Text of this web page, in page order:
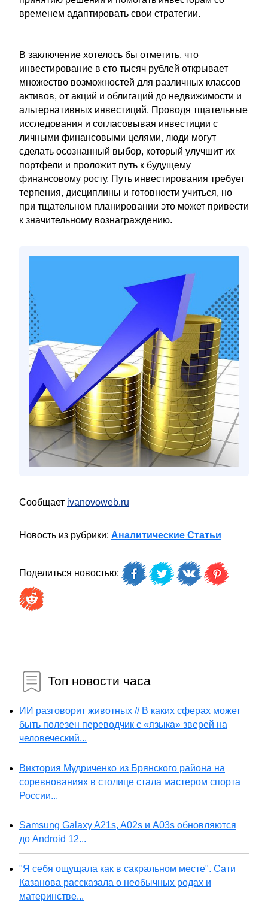
временем адаптировать свои стратегии.
В заключение хотелось бы отметить, что
инвестирование в сто тысяч рублей открывает
множество возможностей для различных классов
активов, от акций и облигаций до недвижимости и
альтернативных инвестиций. Проводя тщательные
исследования и согласовывая инвестиции с
личными финансовыми целями, люди могут
сделать осознанный выбор, который улучшит их
портфели и проложит путь к будущему
финансовому росту. Путь инвестирования требует
терпения, дисциплины и готовности учиться, но
при тщательном планировании это может привести
к значительному вознаграждению.
Сообщает ivanovoweb.ru
Новость из рубрики: Аналитические Статьи
Поделиться новостью:
Топ новости часа
ИИ разговорит животных // В каких сферах может
быть полезен переводчик с «языка» зверей на
человеческий...
Виктория Мудриченко из Брянского района на
соревнованиях в столице стала мастером спорта
России...
Samsung Galaxy A21s, A02s и A03s обновляются
до Android 12...
"Я себя ощущала как в сакральном месте". Сати
Казанова рассказала о необычных родах и
материнстве...